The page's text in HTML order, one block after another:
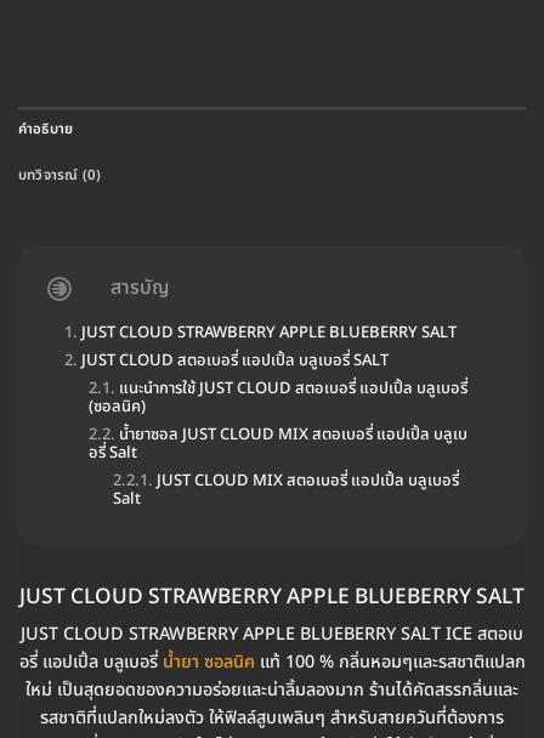
คำอธิบาย
บทวิจารณ์ (0)
สารบัญ
JUST CLOUD STRAWBERRY APPLE BLUEBERRY SALT
JUST CLOUD สตอเบอรี่ แอปเปิ้ล บลูเบอรี่ SALT
แนะนำการใช้ JUST CLOUD สตอเบอรี่ แอปเปิ้ล บลูเบอรี่
(ซอลนิค)
น้ำยาซอล JUST CLOUD MIX สตอเบอรี่ แอปเปิ้ล บลูเบ
อรี่ Salt
JUST CLOUD MIX สตอเบอรี่ แอปเปิ้ล บลูเบอรี่
Salt
JUST CLOUD STRAWBERRY APPLE BLUEBERRY SALT
JUST CLOUD STRAWBERRY APPLE BLUEBERRY SALT ICE สตอเบ
อรี่ แอปเปิ้ล บลูเบอรี่ น้ำยา ซอลนิค แท้ 100 % กลิ่นหอมๆและรสชาติแปลก
ใหม่ เป็นสุดยอดของความอร่อยและน่าลิ้มลองมาก ร้านได้คัดสรรกลิ่นและ
รสชาติที่แปลกใหม่ลงตัว ให้ฟิลล์สูบเพลินๆ สำหรับสายควันที่ต้องการ